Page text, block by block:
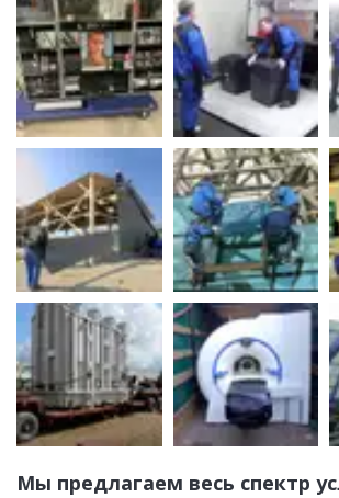
Мы предлагаем весь спектр